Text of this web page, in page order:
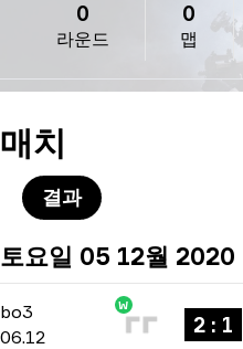
라운드
0
맵
0
매치
결과
토요일 05 12월 2020
bo3 -bo3
06.12
W
2 : 1